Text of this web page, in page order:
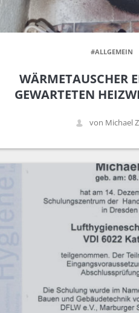
#ALLGEMEIN
WÄRMETAUSCHER
GEWARTETEN
von Michael